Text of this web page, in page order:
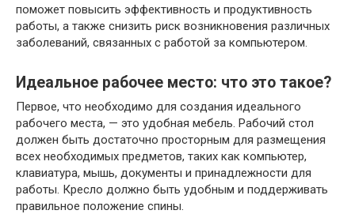
поможет повысить эффективность и продуктивность
работы, а также снизить риск возникновения различных
заболеваний, связанных с работой за компьютером.
Идеальное рабочее место: что это такое?
Первое, что необходимо для создания идеального
рабочего места, — это удобная мебель. Рабочий стол
должен быть достаточно просторным для размещения
всех необходимых предметов, таких как компьютер,
клавиатура, мышь, документы и принадлежности для
работы. Кресло должно быть удобным и поддерживать
правильное положение спины.